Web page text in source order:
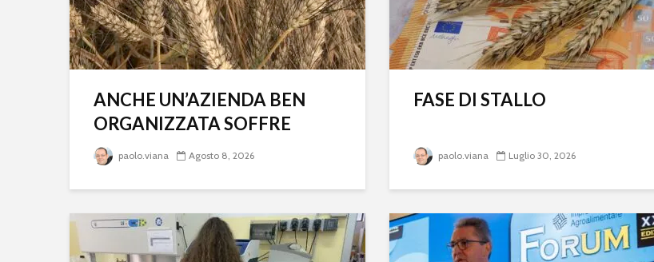
ANCHE UN’AZIENDA BEN
ORGANIZZATA SOFFRE
paolo.viana Agosto 8, 2026
FASE DI STALLO
paolo.viana Luglio 30, 2026